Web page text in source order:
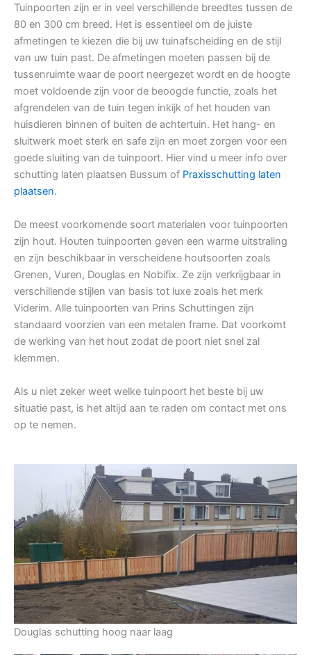
Tuinpoorten zijn er in veel verschillende breedtes tussen de
80 en 300 cm breed. Het is essentieel om de juiste
afmetingen te kiezen die bij uw tuinafscheiding en de stijl
van uw tuin past. De afmetingen moeten passen bij de
tussenruimte waar de poort neergezet wordt en de hoogte
moet voldoende zijn voor de beoogde functie, zoals het
afgrendelen van de tuin tegen inkijk of het houden van
huisdieren binnen of buiten de achtertuin. Het hang- en
sluitwerk moet sterk en safe zijn en moet zorgen voor een
goede sluiting van de tuinpoort. Hier vind u meer info over
schutting laten plaatsen Bussum of Praxisschutting laten
plaatsen.
De meest voorkomende soort materialen voor tuinpoorten
zijn hout. Houten tuinpoorten geven een warme uitstraling
en zijn beschikbaar in verscheidene houtsoorten zoals
Grenen, Vuren, Douglas en Nobifix. Ze zijn verkrijgbaar in
verschillende stijlen van basis tot luxe zoals het merk
Viderim. Alle tuinpoorten van Prins Schuttingen zijn
standaard voorzien van een metalen frame. Dat voorkomt
de werking van het hout zodat de poort niet snel zal
klemmen.
Als u niet zeker weet welke tuinpoort het beste bij uw
situatie past, is het altijd aan te raden om contact met ons
op te nemen.
Douglas schutting hoog naar laag